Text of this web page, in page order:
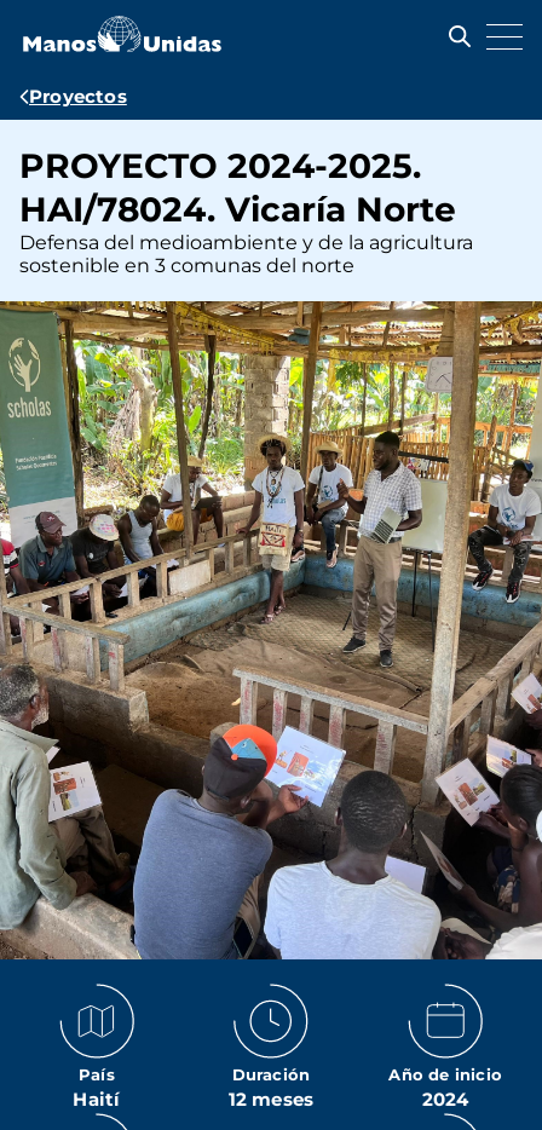
contenido
Ruta
navegación
Proyectos
PROYECTO 2024-2025.
HAI/78024. Vicaría Norte
Defensa del medioambiente y de la agricultura
sostenible en 3 comunas del norte
País
Haití
Duración
12 meses
Año de inicio
2024